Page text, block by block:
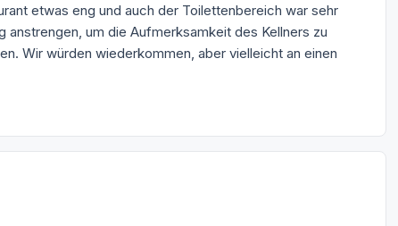
etwas eng und auch der Toilettenbereich war sehr
anstrengen, um die Aufmerksamkeit des Kellners zu
Wir würden wiederkommen, aber vielleicht an einen